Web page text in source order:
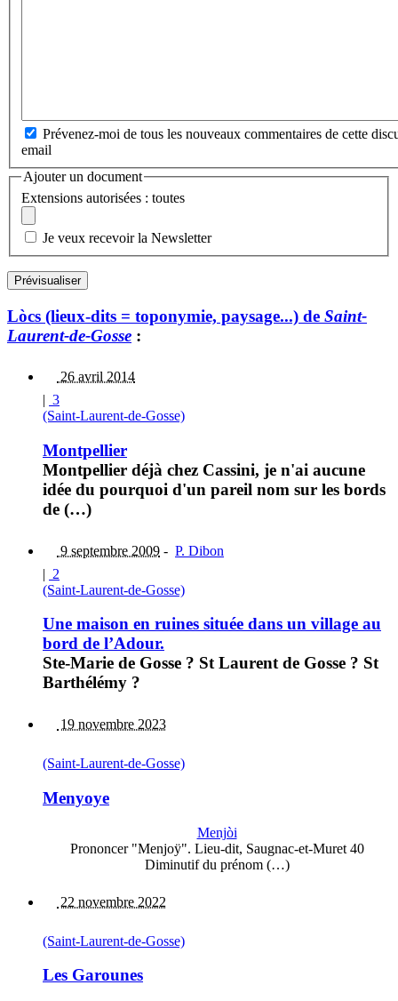
Prévenez-moi de tous les nouveaux commentaires de cette
email
Ajouter un document
Extensions autorisées : toutes
Je veux recevoir la Newsletter
Lòcs (lieux-dits = toponymie, paysage...) de Saint-
Laurent-de-Gosse :
26 avril 2014
| 3
(Saint-Laurent-de-Gosse)
Montpellier
Montpellier déjà chez Cassini, je n'ai aucune
idée du pourquoi d'un pareil nom sur les bords
de (…)
9 septembre 2009 - P. Dibon
| 2
(Saint-Laurent-de-Gosse)
Une maison en ruines située dans un village au
bord de l’Adour.
Ste-Marie de Gosse ? St Laurent de Gosse ? St
Barthélémy ?
19 novembre 2023
(Saint-Laurent-de-Gosse)
Menyoye
Menjòi
Prononcer "Menjoÿ". Lieu-dit, Saugnac-et-Muret 40
Diminutif du prénom (…)
22 novembre 2022
(Saint-Laurent-de-Gosse)
Les Garounes